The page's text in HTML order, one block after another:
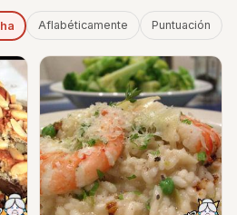
Aflabéticamente Puntuación